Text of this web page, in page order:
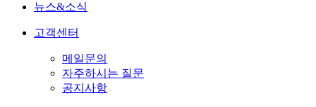
뉴스&소식
고객센터
메일문의
자주하시는 질문
공지사항